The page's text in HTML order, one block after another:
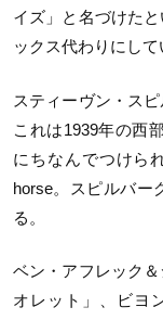
イズ」と名づけた
ックス代わりにし
スティーヴン・ス
これは1939年の西
にちなんでつけら
horse。スピルバー
る。
ベン・アフレック
オレット」、ビヨ